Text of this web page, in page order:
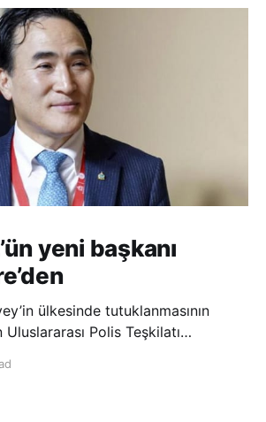
yeni başkanı
ülkesinde tutuklanmasının
Polis Teşkilatı